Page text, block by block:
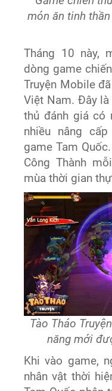
món ăn tinh
Tháng 10 này,
dòng game
Truyện Mobile
Việt Nam. Đây
thủ đánh giá có
nhiều nâng
game Tam
Công Thành
mùa thời gian
Tào Tháo
năng mới
Khi vào game,
nhân vật thời